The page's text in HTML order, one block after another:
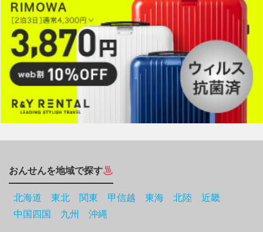
おんせんを地域で探す
北海道 東北 関東 甲信越 東海 北陸
近畿
中国四国
九州 沖縄